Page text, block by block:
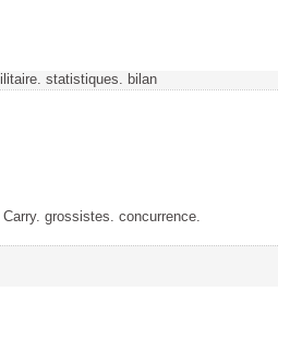
statistiques. bilan
grossistes. concurrence.